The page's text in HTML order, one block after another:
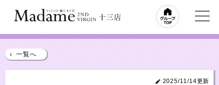
‹ 一覧へ
2025/11/14更新